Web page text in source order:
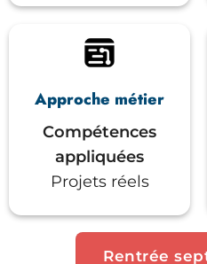
Approche métier
Compétences
appliquées
Projets réels
Rentrée